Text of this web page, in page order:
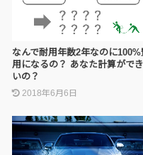
なんで耐用年数2年なのに100%
用になるの？ あなた計算がで
いの？
2018年6月6日